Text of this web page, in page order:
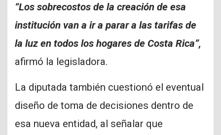
“Los sobrecostos de la creación de esa
institución van a ir a parar a las tarifas de
la luz en todos los hogares de Costa Rica”,
afirmó la legisladora.
La diputada también cuestionó el eventual
diseño de toma de decisiones dentro de
esa nueva entidad, al señalar que